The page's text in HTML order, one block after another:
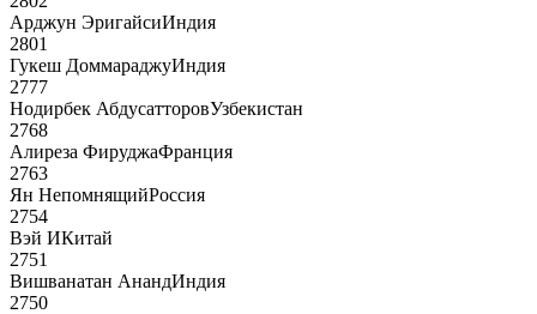
Арджун ЭригайсиИндия
2801
Гукеш ДоммараджуИндия
2777
Нодирбек АбдусатторовУзбекистан
2768
Алиреза ФируджаФранция
2763
Ян НепомнящийРоссия
2754
Вэй ИКитай
2751
Вишванатан АнандИндия
2750